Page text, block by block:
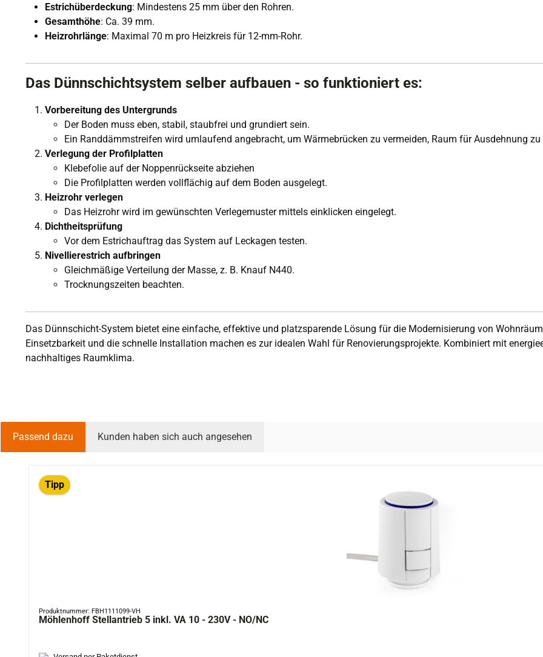
Estrichüberdeckung: Mindestens 25 mm über den Rohren.
Gesamthöhe: Ca. 39 mm.
Heizrohrlänge: Maximal 70 m pro Heizkreis für 12-mm-Rohr.
Das Dünnschichtsystem selber aufbauen - so funktioniert es:
Vorbereitung des Untergrunds
Der Boden muss eben, stabil, staubfrei und grundiert sein.
Ein Randdämmstreifen wird umlaufend angebracht, um Wärmebrücken zu vermeiden, Raum für Ausdehnung
Verlegung der Profilplatten
Klebefolie auf der Noppenrückseite abziehen
Die Profilplatten werden vollflächig auf dem Boden ausgelegt.
Heizrohr verlegen
Das Heizrohr wird im gewünschten Verlegemuster mittels einklicken eingelegt.
Dichtheitsprüfung
Vor dem Estrichauftrag das System auf Leckagen testen.
Nivellierestrich aufbringen
Gleichmäßige Verteilung der Masse, z. B. Knauf N440.
Trocknungszeiten beachten.
Das Dünnschicht-System bietet eine einfache, effektive und platzsparende Lösung für die Modernisierung von
Einsetzbarkeit und die schnelle Installation machen es zur idealen Wahl für Renovierungsprojekte. Kombiniert mit
nachhaltiges Raumklima.
Passend dazu Kunden haben sich auch angesehen
Tipp
Produktnummer: FBH1111099-VH
Möhlenhoff Stellantrieb 5 inkl. VA 10 - 230V - NO/NC